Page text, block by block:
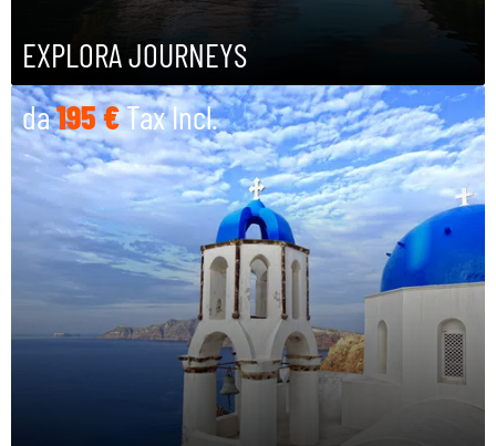
APRILE 2028
MAGGIO 2028
GIUGNO 2028
LUGLIO 2028
AGOSTO 2028
SETTEMBRE 2028
OTTOBRE 2028
EXPLORA JOURNEYS
da195 €Tax Incl.